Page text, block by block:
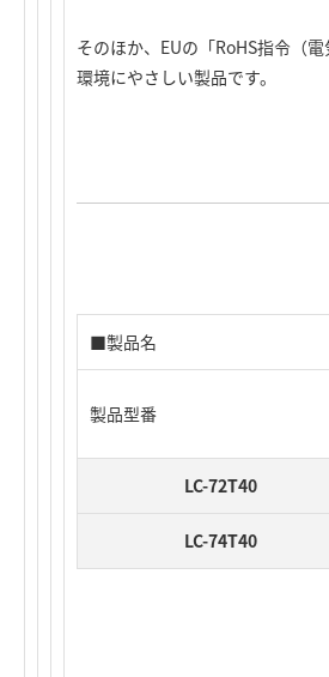
そのほか、EUの「RoHS指令（
環境にやさしい製品です。
■製品名
製品型番
LC-72T40
LC-74T40